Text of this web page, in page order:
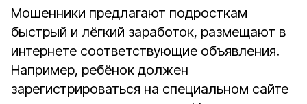
Мошенники предлагают подросткам
быстрый и лёгкий заработок, размещают в
интернете соответствующие объявления.
Например, ребёнок должен
зарегистрироваться на специальном сайте